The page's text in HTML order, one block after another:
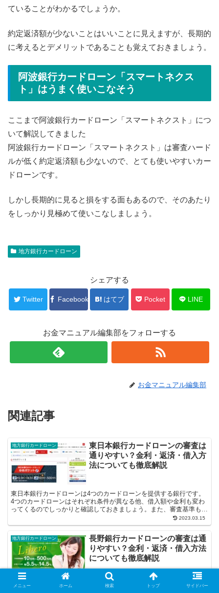
ていることがわかるでしょうか。
約定返済額が少ないことはいいことに見えますが、長期的
に考えるとデメリットであることも覚えておきましょう。
阿波銀行カードローン「スマートネクス
ト」はうまく使いこなそう
ここまで阿波銀行カードローン「スマートネクスト」につ
いて解説してきました
阿波銀行カードローン「スマートネクスト」は審査ハード
ルが低く約定返済額も少ないので、とても使いやすいカー
ドローンです。
しかし長期的に見ると損をする面もあるので、そのあたり
をしっかり見極めて使いこなしましょう。
地方銀行カードローン
シェアする
Twitter Facebook はてブ Pocket LINE
お金マニュアル編集部をフォローする
お金マニュアル編集部
関連記事
地方銀行カードローン
東日本銀行カードローンの審査は
通りやすい？金利・返済・借入方
法についても徹底解説
東日本銀行カードローンは4つのカードローンを提供する銀行です。
4つのカードローンはそれぞれ条件が異なる他、借入額や金利も変わ
ってくるのでしっかりと確認しておきましょう。また、審査基準も変
2023.03.15
地方銀行カードローン
長野銀行カードローンの審査は通
りやすい？金利・返済・借入方法
についても徹底解説
長野銀行は3つのカードローンを提供しています。カードローンによ
メニュー ホーム 検索 トップ サイドバー